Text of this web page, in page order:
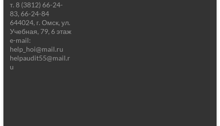
т. 8 (3812) 66-24-
83, 66-24-84
644024, г. Омск, ул.
Учебная, 79, 6 этаж
e-mail:
help_hoi@mail.ru
helpaudit55@mail.r
u